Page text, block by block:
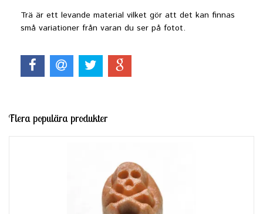
Trä är ett levande material vilket gör att det kan finnas
små variationer från varan du ser på fotot.
Flera populära produkter